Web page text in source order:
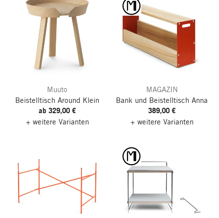
Muuto
Beistelltisch Around Klein
ab 329,00 €
+ weitere Varianten
MAGAZIN
Bank und Beistelltisch Anna
389,00 €
+ weitere Varianten